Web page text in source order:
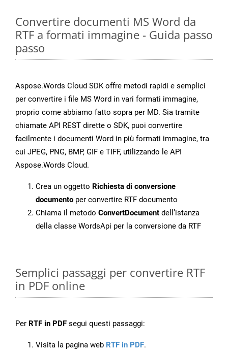
Convertire documenti MS Word da
RTF a formati immagine - Guida passo
passo
Aspose.Words Cloud SDK offre metodi rapidi e semplici
per convertire i file MS Word in vari formati immagine,
proprio come abbiamo fatto sopra per MD. Sia tramite
chiamate API REST dirette o SDK, puoi convertire
facilmente i documenti Word in più formati immagine, tra
cui JPEG, PNG, BMP, GIF e TIFF, utilizzando le API
Aspose.Words Cloud.
Crea un oggetto Richiesta di conversione
documento per convertire RTF documento
Chiama il metodo ConvertDocument dell’istanza
della classe WordsApi per la conversione da RTF
Semplici passaggi per convertire RTF
in PDF online
Per RTF in PDF segui questi passaggi:
Visita la pagina web RTF in PDF.